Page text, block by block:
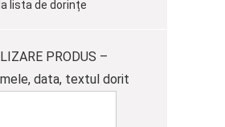
60.00 lei.
lista de dorințe
PRODUS –
data, textul dorit